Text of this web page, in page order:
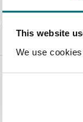
This website
We use